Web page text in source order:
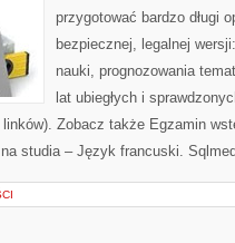
przygotować bardzo długi
bezpiecznej, legalnej
nauki, prognozowania
lat ubiegłych i
Zobacz także Egzamin
studia – Język francuski.